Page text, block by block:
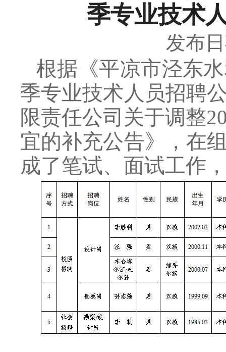
季专业技术
发布
根据《平凉市泾东
季专业技术人员招聘
限责任公司关于调整
宜的补充公告》，在
成了笔试、面试工作